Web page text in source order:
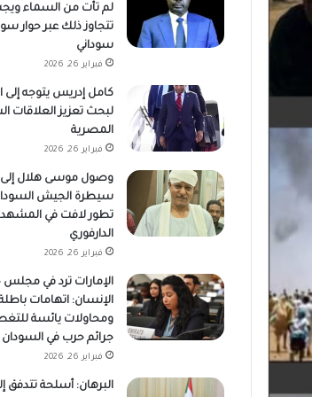
لم تأت من السماء
تتجاوز ذلك عبر حوار
سوداني
فبراير 26, 2026
كامل إدريس يتوجه إلى
لبحث تعزيز العلاقات
المصرية
فبراير 26, 2026
وصول موسى هلال
سيطرة الجيش
تطور لافت في المشهد
الدارفوري
فبراير 26, 2026
الإمارات ترد في
الإنسان: اتهامات
ومحاولات يائسة
جرائم حرب في السودان
فبراير 26, 2026
البرهان: أسلحة تتدفق